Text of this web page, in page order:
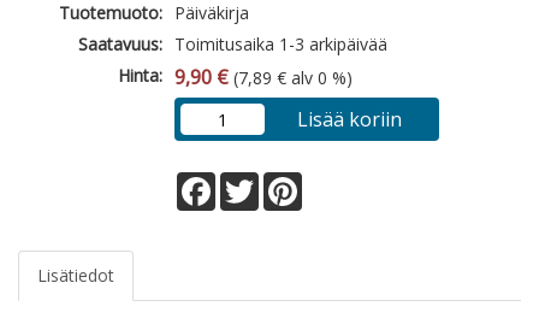
Tuotemuoto: Päiväkirja
Saatavuus: Toimitusaika 1-3 arkipäivää
Hinta: 9,90 € (7,89 € alv 0 %)
Lisää koriin
Facebook
Twitter
Lisätiedot